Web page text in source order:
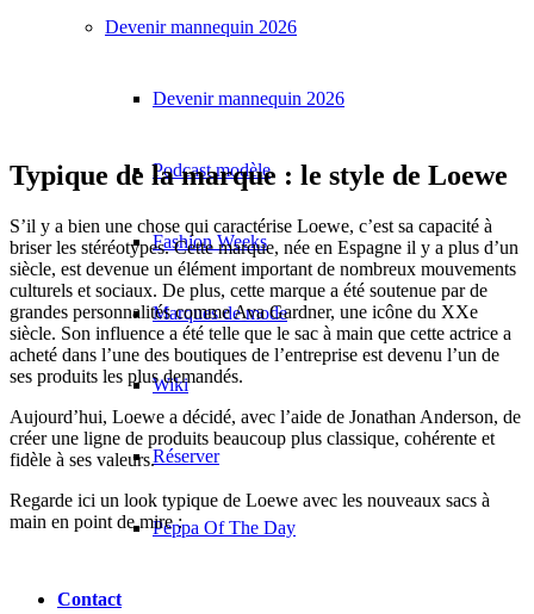
Devenir mannequin 2026
Devenir mannequin 2026
Podcast modèle
Fashion Weeks
Marques de mode
Wiki
Réserver
Peppa Of The Day
Contact
Typique de la marque : le style de Loewe
S’il y a bien une chose qui caractérise Loewe, c’est sa capacité à
briser les stéréotypes. Cette marque, née en Espagne il y a plus d’un
siècle, est devenue un élément important de nombreux mouvements
culturels et sociaux. De plus, cette marque a été soutenue par de
grandes personnalités comme Ava Gardner, une icône du XXe
siècle. Son influence a été telle que le sac à main que cette actrice a
acheté dans l’une des boutiques de l’entreprise est devenu l’un de
ses produits les plus demandés.
Aujourd’hui, Loewe a décidé, avec l’aide de Jonathan Anderson, de
créer une ligne de produits beaucoup plus classique, cohérente et
fidèle à ses valeurs.
Regarde ici un look typique de Loewe avec les nouveaux sacs à
main en point de mire :